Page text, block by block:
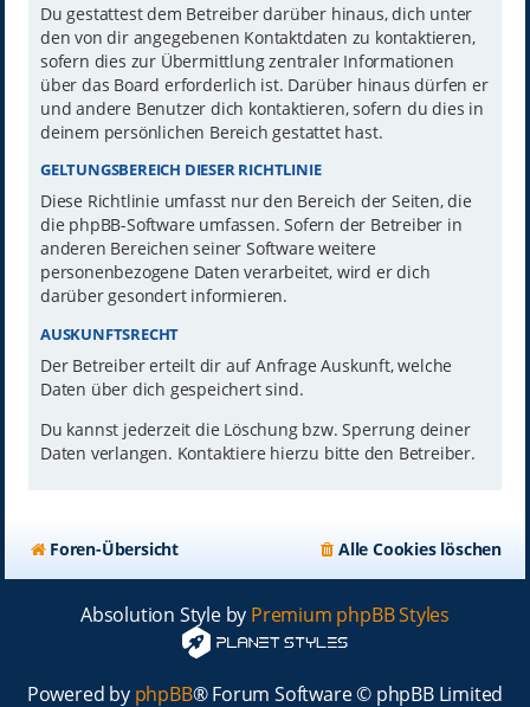
Du gestattest dem Betreiber darüber hinaus, dich unter
den von dir angegebenen Kontaktdaten zu kontaktieren,
sofern dies zur Übermittlung zentraler Informationen
über das Board erforderlich ist. Darüber hinaus dürfen er
und andere Benutzer dich kontaktieren, sofern du dies in
deinem persönlichen Bereich gestattet hast.
GELTUNGSBEREICH DIESER RICHTLINIE
Diese Richtlinie umfasst nur den Bereich der Seiten, die
die phpBB-Software umfassen. Sofern der Betreiber in
anderen Bereichen seiner Software weitere
personenbezogene Daten verarbeitet, wird er dich
darüber gesondert informieren.
AUSKUNFTSRECHT
Der Betreiber erteilt dir auf Anfrage Auskunft, welche
Daten über dich gespeichert sind.
Du kannst jederzeit die Löschung bzw. Sperrung deiner
Daten verlangen. Kontaktiere hierzu bitte den Betreiber.
Foren-Übersicht Alle Cookies löschen
Absolution Style by Premium phpBB Styles
Powered by phpBB® Forum Software © phpBB Limited